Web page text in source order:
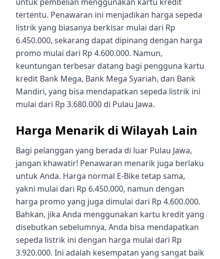
tertentu. Penawaran ini menjadikan harga sepeda
listrik yang biasanya berkisar mulai dari Rp
6.450.000, sekarang dapat dipinang dengan harga
promo mulai dari Rp 4.600.000. Namun,
keuntungan terbesar datang bagi pengguna kartu
kredit Bank Mega, Bank Mega Syariah, dan Bank
Mandiri, yang bisa mendapatkan sepeda listrik ini
mulai dari Rp 3.680.000 di Pulau Jawa.
Harga Menarik di Wilayah Lain
Bagi pelanggan yang berada di luar Pulau Jawa,
jangan khawatir! Penawaran menarik juga berlaku
untuk Anda. Harga normal E-Bike tetap sama,
yakni mulai dari Rp 6.450.000, namun dengan
harga promo yang juga dimulai dari Rp 4.600.000.
Bahkan, jika Anda menggunakan kartu kredit yang
disebutkan sebelumnya, Anda bisa mendapatkan
sepeda listrik ini dengan harga mulai dari Rp
3.920.000. Ini adalah kesempatan yang sangat baik